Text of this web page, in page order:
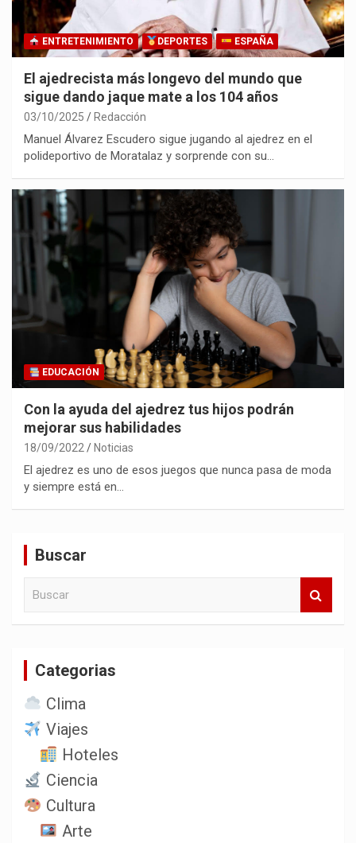
ENTRETENIMIENTO DEPORTES ESPAÑA
El ajedrecista más longevo del mundo que
sigue dando jaque mate a los 104 años
03/10/2025 Redacción
Manuel Álvarez Escudero sigue jugando al ajedrez en el
polideportivo de Moratalaz y sorprende con su…
EDUCACIÓN
Con la ayuda del ajedrez tus hijos podrán
mejorar sus habilidades
18/09/2022 Noticias
El ajedrez es uno de esos juegos que nunca pasa de moda
y siempre está en…
Buscar
Categorias
Clima
Viajes
Hoteles
Ciencia
Cultura
Arte